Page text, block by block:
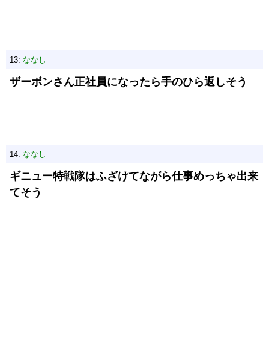
13: ななし
ザーボンさん正社員になったら手のひら返しそう
14: ななし
ギニュー特戦隊はふざけてながら仕事めっちゃ出来
てそう